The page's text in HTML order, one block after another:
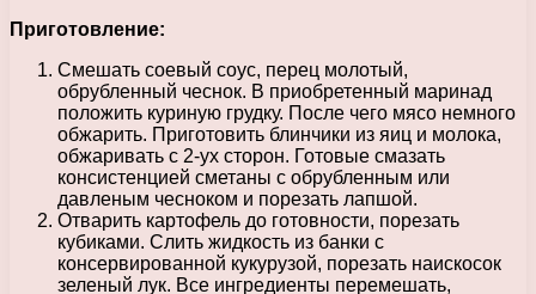
Приготовление:
Смешать соевый соус, перец молотый,
обрубленный чеснок. В приобретенный маринад
положить куриную грудку. После чего мясо немного
обжарить. Приготовить блинчики из яиц и молока,
обжаривать с 2-ух сторон. Готовые смазать
консистенцией сметаны с обрубленным или
давленым чесноком и порезать лапшой.
Отварить картофель до готовности, порезать
кубиками. Слить жидкость из банки с
консервированной кукурузой, порезать наискосок
зеленый лук. Все ингредиенты перемешать,